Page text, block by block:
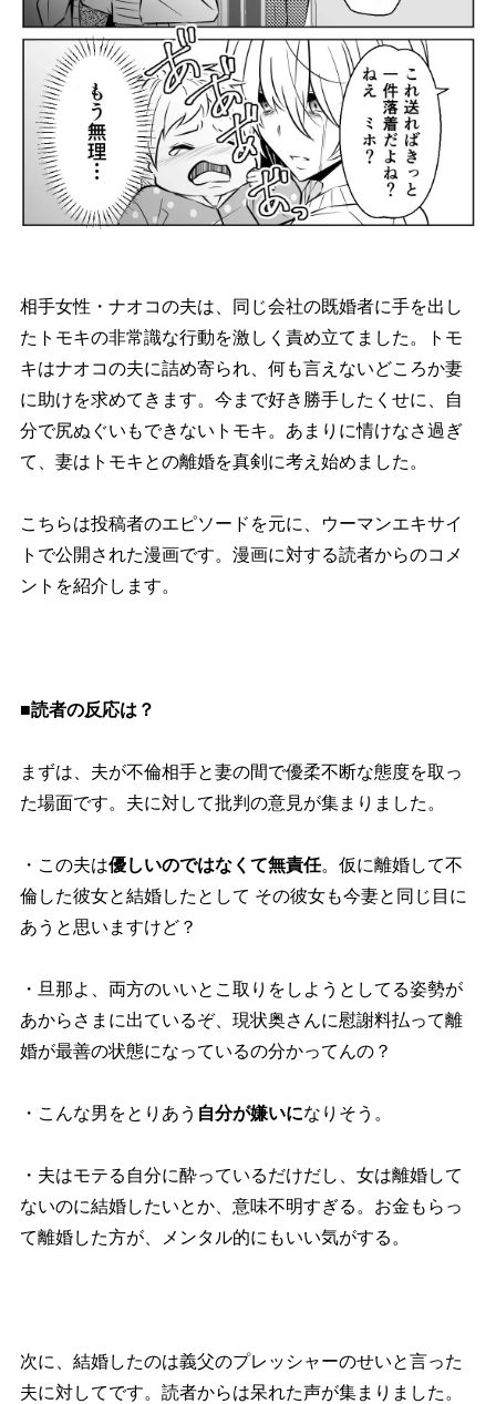
相手女性・ナオコの夫は、同じ会社の既婚者に手を出し
たトモキの非常識な行動を激しく責め立てました。トモ
キはナオコの夫に詰め寄られ、何も言えないどころか妻
に助けを求めてきます。今まで好き勝手したくせに、自
分で尻ぬぐいもできないトモキ。あまりに情けなさ過ぎ
て、妻はトモキとの離婚を真剣に考え始めました。
こちらは投稿者のエピソードを元に、ウーマンエキサイ
トで公開された漫画です。漫画に対する読者からのコメ
ントを紹介します。
■読者の反応は？
まずは、夫が不倫相手と妻の間で優柔不断な態度を取っ
た場面です。夫に対して批判の意見が集まりました。
・この夫は優しいのではなくて無責任。仮に離婚して不
倫した彼女と結婚したとして その彼女も今妻と同じ目に
あうと思いますけど？
・旦那よ、両方のいいとこ取りをしようとしてる姿勢が
あからさまに出ているぞ、現状奥さんに慰謝料払って離
婚が最善の状態になっているの分かってんの？
・こんな男をとりあう 自分が嫌いになりそう。
・夫はモテる自分に酔っているだけだし、女は離婚して
ないのに結婚したいとか、意味不明すぎる。お金もらっ
て離婚した方が、メンタル的にもいい気がする。
次に、結婚したのは義父のプレッシャーのせいと言った
夫に対してです。読者からは呆れた声が集まりました。